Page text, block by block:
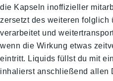
die Kapseln inoffizieller
zersetzt des weiteren folglich
verarbeitet und
wenn die Wirkung etwas
eintritt. Liquids füllst du mit
inhalierst anschließend allen